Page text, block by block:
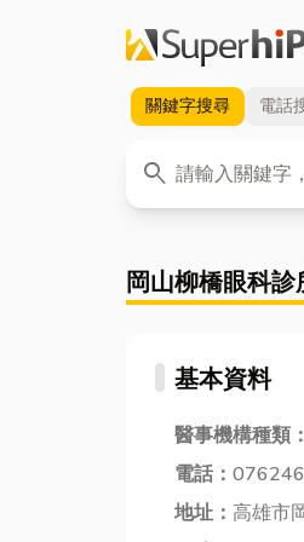
關鍵字搜尋 電話
search
關鍵字
岡山柳橋眼科診
基本資料
醫事機構種類：
電話：
地址： 高雄市